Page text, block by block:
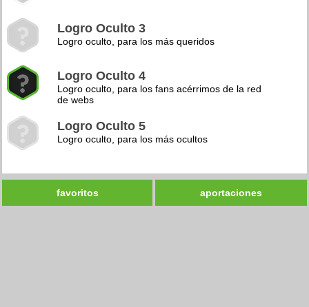
Logro Oculto 3
Logro oculto, para los más queridos
Logro Oculto 4
Logro oculto, para los fans acérrimos de la red
de webs
Logro Oculto 5
Logro oculto, para los más ocultos
favoritos aportaciones